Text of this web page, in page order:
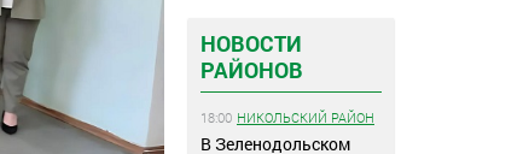
НОВОСТИ
РАЙОНОВ
18:00 НИКОЛЬСКИЙ РАЙОН
В Зеленодольском